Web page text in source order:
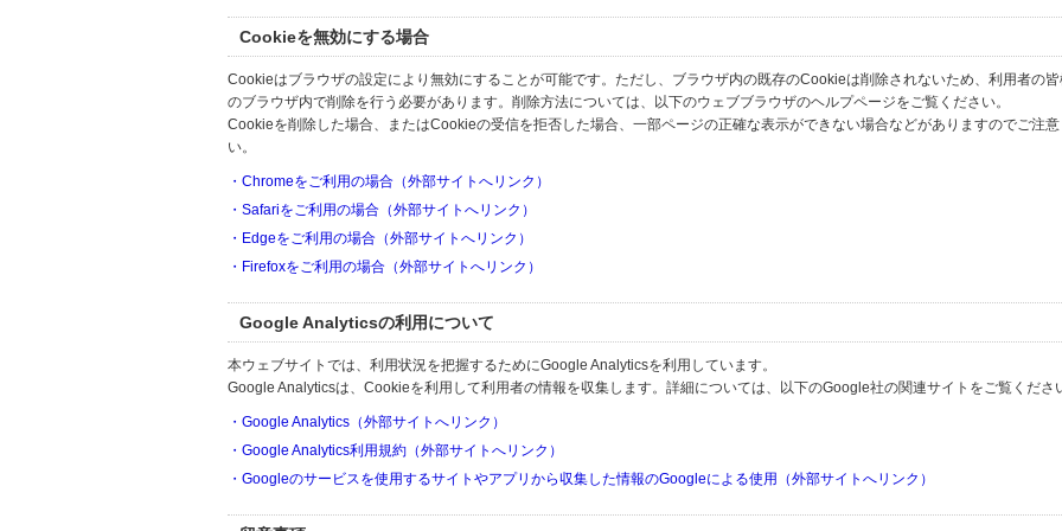
Cookieを無効にする場合
Cookieはブラウザの設定により無効にすることが可能です。ただし、ブラウザ内の既存のCookieは削除されないため、利用者の
のブラウザ内で削除を行う必要があります。削除方法については、以下のウェブブラウザのヘルプページをご覧ください。
Cookieを削除した場合、またはCookieの受信を拒否した場合、一部ページの正確な表示ができない場合などがありますのでご注意
い。
・Chromeをご利用の場合（外部サイトへリンク）
・Safariをご利用の場合（外部サイトへリンク）
・Edgeをご利用の場合（外部サイトへリンク）
・Firefoxをご利用の場合（外部サイトへリンク）
Google Analyticsの利用について
本ウェブサイトでは、利用状況を把握するためにGoogle Analyticsを利用しています。
Google Analyticsは、Cookieを利用して利用者の情報を収集します。詳細については、以下のGoogle社の関連サイトをご覧くださ
・Google Analytics（外部サイトへリンク）
・Google Analytics利用規約（外部サイトへリンク）
・Googleのサービスを使用するサイトやアプリから収集した情報のGoogleによる使用（外部サイトへリンク）